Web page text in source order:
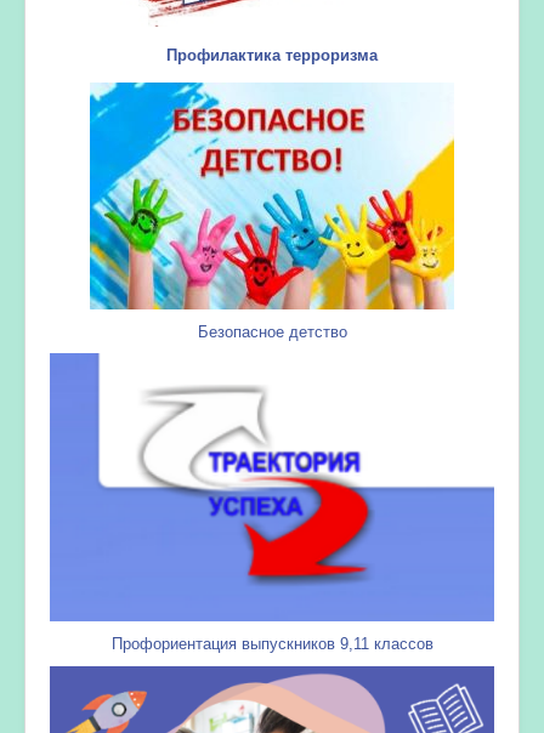
Профилактика терроризма
Безопасное детство
Профориентация выпускников 9,11 классов